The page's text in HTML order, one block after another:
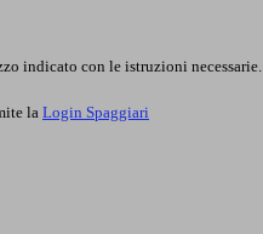
indicato con le istruzioni necessarie.
la Login Spaggiari